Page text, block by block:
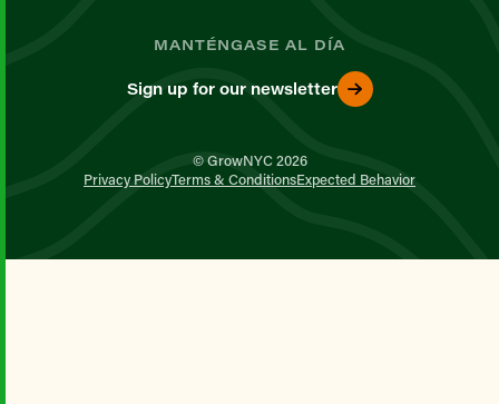
MANTÉNGASE AL DÍA
Sign up for our newsletter
© GrowNYC 2026
Privacy PolicyTerms & ConditionsExpected Behavior